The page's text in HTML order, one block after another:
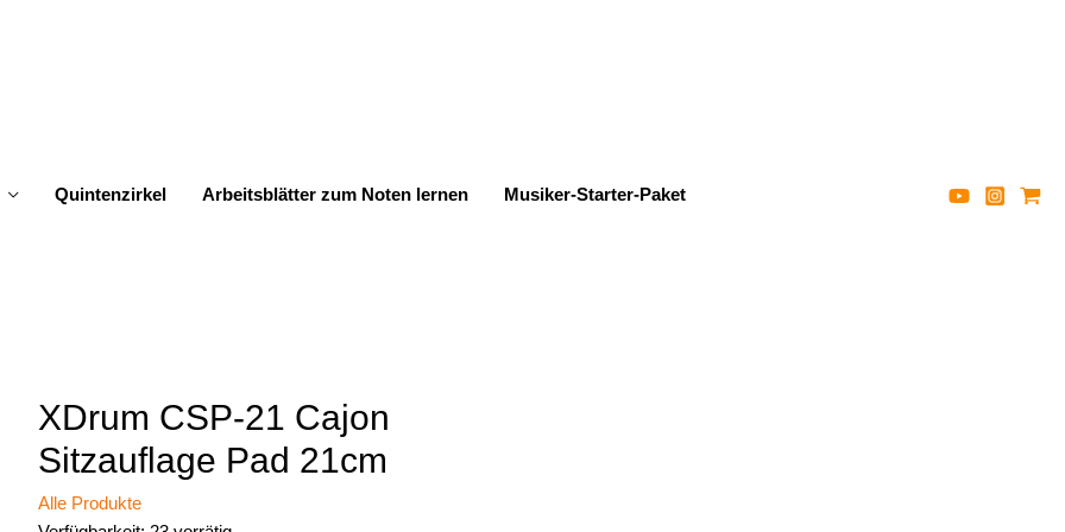
Quintenzirkel Arbeitsblätter zum Noten lernen Musiker-Starter-Paket
XDrum CSP-21 Cajon
Sitzauflage Pad 21cm
Alle Produkte